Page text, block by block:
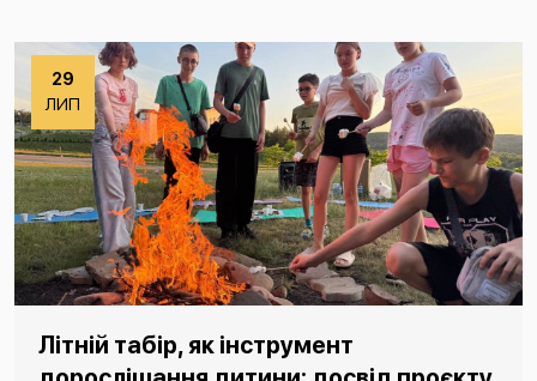
29
ЛИП
Літній табір, як інструмент